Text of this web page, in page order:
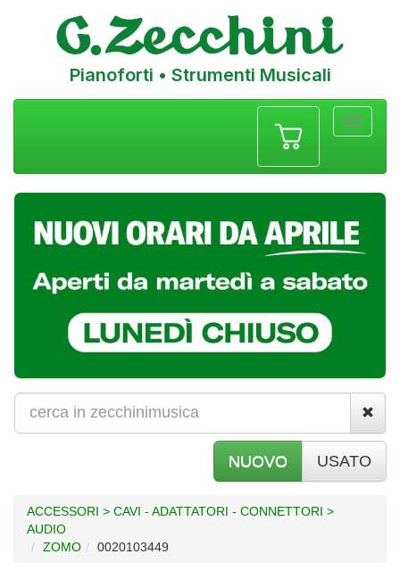
Pianoforti • Strumenti Musicali
NUOVO USATO
ACCESSORI > CAVI - ADATTATORI - CONNETTORI >
AUDIO
ZOMO
0020103449